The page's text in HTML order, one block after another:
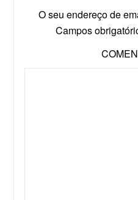
O seu endereço de
Campos